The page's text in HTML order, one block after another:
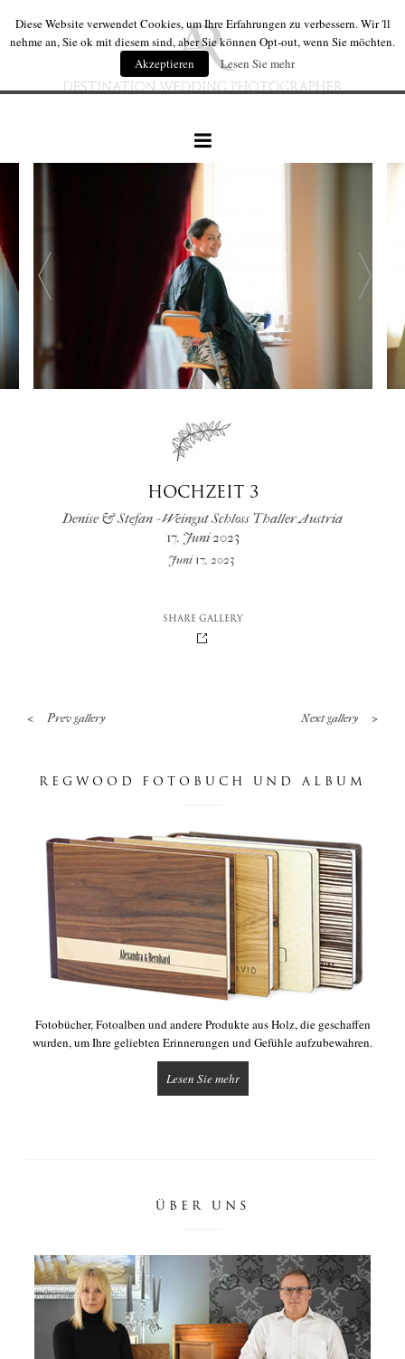
hochzeiten
hochzeit produkte
wir
nachrichten
berührung
HOCHZEIT 3
Denise & Stefan - Weingut Schloss Thaller Austria
17. Juni 2023
Juni 17, 2023
SHARE GALLERY
< Prev gallery >
Next gallery
REGWOOD FOTOBUCH UND ALBUM
Fotobücher, Fotoalben und andere Produkte aus Holz, die geschaffen
wurden, um Ihre geliebten Erinnerungen und Gefühle aufzubewahren.
Lesen Sie mehr
ÜBER UNS
Diese Website verwendet Cookies, um Ihre Erfahrungen zu verbessern. Wir 'll
nehme an, Sie ok mit diesem sind, aber Sie können Opt-out, wenn Sie möchten.
Akzeptieren
Lesen Sie mehr